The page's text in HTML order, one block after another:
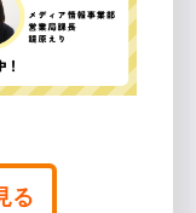
る